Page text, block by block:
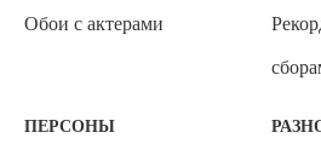
Обои с актерами
ПЕРСОНЫ